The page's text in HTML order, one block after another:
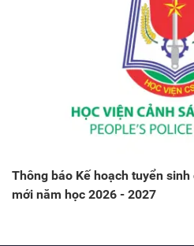
Thông báo Kế hoạch tuyển
mới năm học 2026 - 2027